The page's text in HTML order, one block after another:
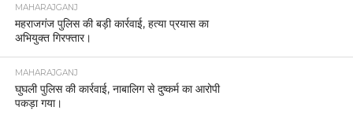
MAHARAJGANJ
महराजगंज पुलिस की बड़ी कार्रवाई, हत्या प्रयास का
अभियुक्त गिरफ्तार।
MAHARAJGANJ
घुघली पुलिस की कार्रवाई, नाबालिग से दुष्कर्म का आरोपी
पकड़ा गया।